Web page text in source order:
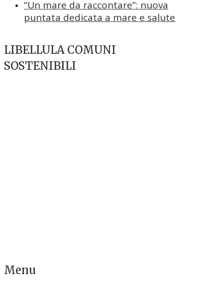
“Un mare da raccontare”: nuova
puntata dedicata a mare e salute
LIBELLULA COMUNI
SOSTENIBILI
Menu